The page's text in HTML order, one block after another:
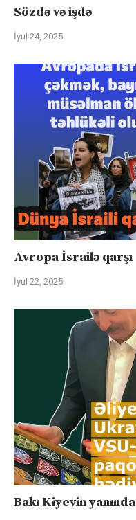
Sözdə və işdə
İyul 24, 2025
Avropa İsrailə qarşı
İyul 22, 2025
Bakı Kiyevin yanında